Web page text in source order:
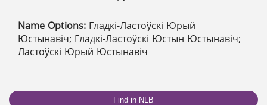
Name Options: Гладкі-Ластоўскі Юрый
Юстынавіч; Гладкі-Ластоўскі Юстын Юстынавіч;
Ластоўскі Юрый Юстынавіч
Find in NLB